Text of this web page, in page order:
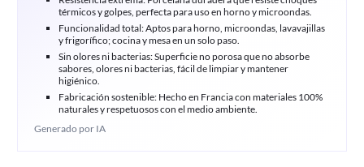
térmicos y golpes, perfecta para uso en horno y microondas.
Funcionalidad total: Aptos para horno, microondas, lavavajillas
y frigorífico; cocina y mesa en un solo paso.
Sin olores ni bacterias: Superficie no porosa que no absorbe
sabores, olores ni bacterias, fácil de limpiar y mantener
higiénico.
Fabricación sostenible: Hecho en Francia con materiales 100%
naturales y respetuosos con el medio ambiente.
Generado por IA